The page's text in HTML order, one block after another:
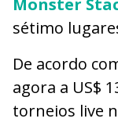
sétimo
De acordo
agora a US$
torneios live